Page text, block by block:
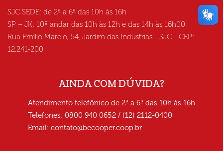
SJC SEDE: de 2ª a 6ª das 10h às 16h
SP – JK: 10º andar das 10h às 12h e das 14h às 16h00
Rua Emílio Marelo, 54, Jardim das Industrias - SJC - CEP:
12.241-200
AINDA COM DÚVIDA?
Atendimento telefônico de 2ª a 6ª das 10h às 16h
Telefones: 0800 940 0652 / (12) 2112-0400
Email: contato@becooper.coop.br